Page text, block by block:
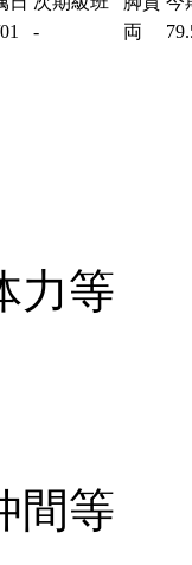
- 両
力等
間等